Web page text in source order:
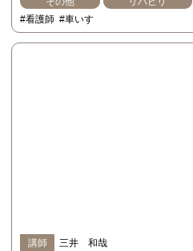
#看護師 #車いす
講師
三井 和哉